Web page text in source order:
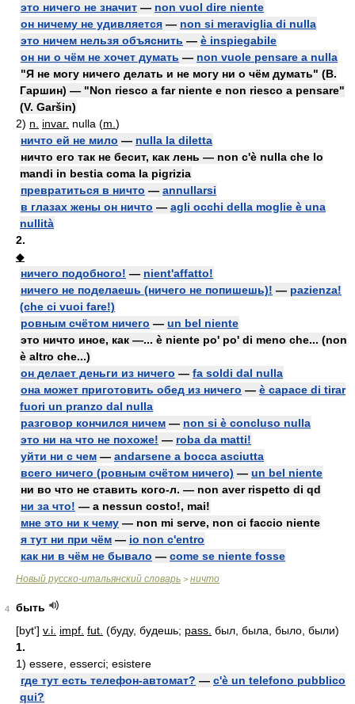
это ничего не значит — non vuol dire niente
он ничему не удивляется — non si meraviglia di nulla
это ничем нельзя объяснить — è inspiegabile
он ни о чём не хочет думать — non vuole pensare a nulla
"Я не могу ничего делать и не могу ни о чём думать" (В.
Гаршин) — "Non riesco a far niente e non riesco a pensare"
(V. Garšin)
2) n. invar. nulla (m. )
ничто ей не мило — nulla la diletta
ничто его так не бесит, как лень — non c'è nulla che lo
mandi in bestia coma la pigrizia
превратиться в ничто — annullarsi
в глазах жены он ничто — agli occhi della moglie è una
nullità
2.
◆
ничего подобного! — nient'affatto!
ничего не поделаешь (ничего не попишешь)! — pazienza!
(che ci vuoi fare!)
ровным счётом ничего — un bel niente
это ничто иное, как —... è niente po' po' di meno che... (non
è altro che...)
он делает деньги из ничего — fa soldi dal nulla
она может приготовить обед из ничего — è capace di tirar
fuori un pranzo dal nulla
разговор кончился ничем — non si è concluso nulla
это ни на что не похоже! — roba da matti!
уйти ни с чем — andarsene a bocca asciutta
всего ничего (ровным счётом ничего) — un bel niente
ни во что не ставить кого-л. — non aver rispetto di qd
ни за что! — a nessun costo!, mai!
мне это ни к чему — non mi serve, non ci faccio niente
я тут ни при чём — io non c'entro
как ни в чём не бывало — come se niente fosse
Новый русско-итальянский словарь > ничто
4
быть
[byt'] v.i. impf. fut. (буду, будешь; pass. был, была, было, были)
1.
1) essere, esserci; esistere
где тут есть телефон-автомат? — c'è un telefono pubblico
qui?